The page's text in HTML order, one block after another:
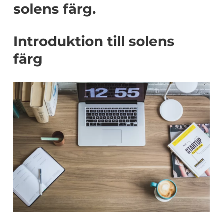
solens färg.
Introduktion till solens
färg